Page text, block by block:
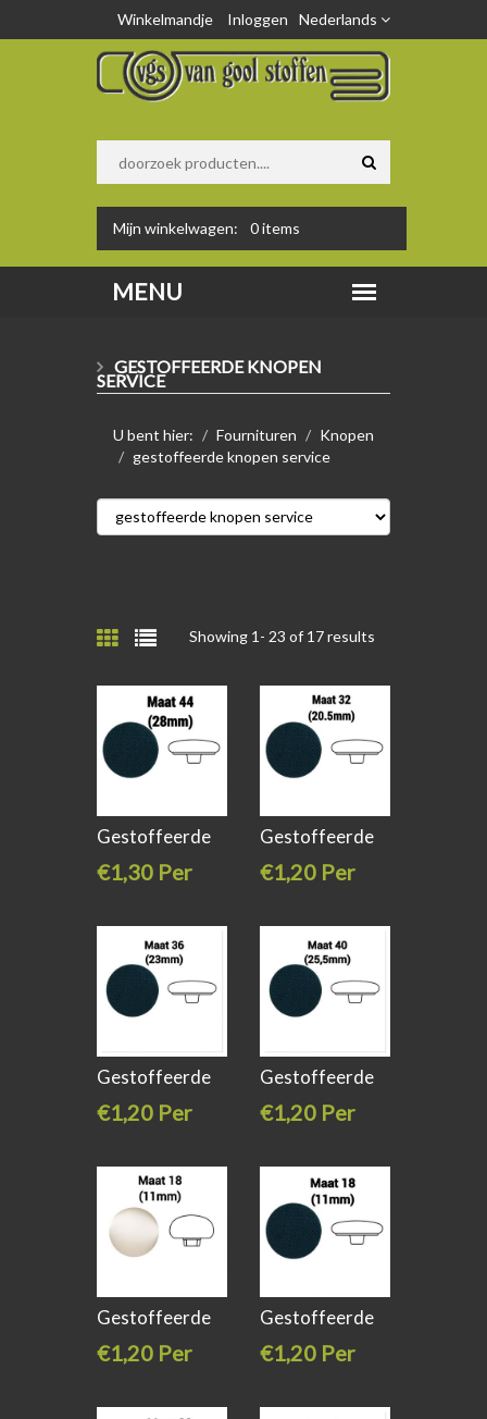
Nederlands
Winkelmandje Inloggen
Mijn winkelwagen: 0items
GESTOFFEERDE KNOPEN
SERVICE
U bent hier: Fournituren
Knopen
gestoffeerde knopen service
Showing 1- 23 of 17 results
Gestoffeerde
€1,30 Per
Gestoffeerde
€1,20 Per
Gestoffeerde
€1,20 Per
Gestoffeerde
€1,20 Per
Gestoffeerde
€1,20 Per
Gestoffeerde
€1,20 Per